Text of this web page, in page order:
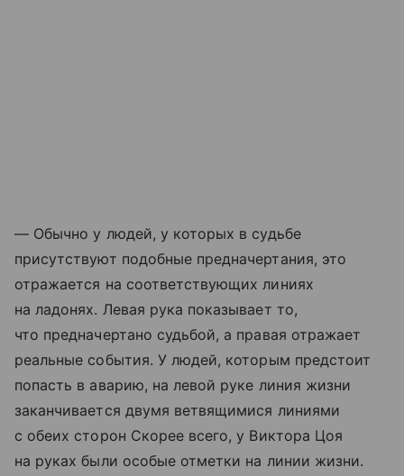
— Обычно у людей, у которых в судьбе
присутствуют подобные предначертания, это
отражается на соответствующих линиях
на ладонях. Левая рука показывает то,
что предначертано судьбой, а правая отражает
реальные события. У людей, которым предстоит
попасть в аварию, на левой руке линия жизни
заканчивается двумя ветвящимися линиями
с обеих сторон Скорее всего, у Виктора Цоя
на руках были особые отметки на линии жизни.